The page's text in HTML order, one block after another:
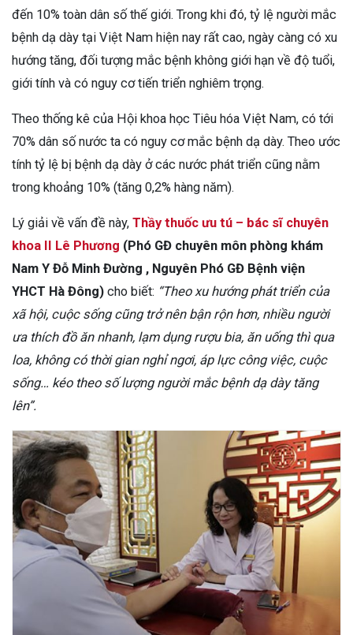
đến 10% toàn dân số thế giới. Trong khi đó, tỷ lệ người mắc
bệnh dạ dày tại Việt Nam hiện nay rất cao, ngày càng có xu
hướng tăng, đối tượng mắc bệnh không giới hạn về độ tuổi,
giới tính và có nguy cơ tiến triển nghiêm trọng.
Theo thống kê của Hội khoa học Tiêu hóa Việt Nam, có tới
70% dân số nước ta có nguy cơ mắc bệnh dạ dày. Theo ước
tính tỷ lệ bị bệnh dạ dày ở các nước phát triển cũng nằm
trong khoảng 10% (tăng 0,2% hàng năm).
Lý giải về vấn đề này, Thầy thuốc ưu tú – bác sĩ chuyên
khoa II Lê Phương (Phó GĐ chuyên môn phòng khám
Nam Y Đỗ Minh Đường , Nguyên Phó GĐ Bệnh viện
YHCT Hà Đông) cho biết: “Theo xu hướng phát triển của
xã hội, cuộc sống cũng trở nên bận rộn hơn, nhiều người
ưa thích đồ ăn nhanh, lạm dụng rượu bia, ăn uống thì qua
loa, không có thời gian nghỉ ngơi, áp lực công việc, cuộc
sống… kéo theo số lượng người mắc bệnh dạ dày tăng
lên”.